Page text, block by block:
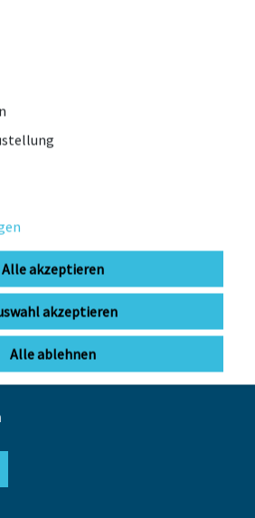
Alle akzeptieren
akzeptieren
Alle ablehnen